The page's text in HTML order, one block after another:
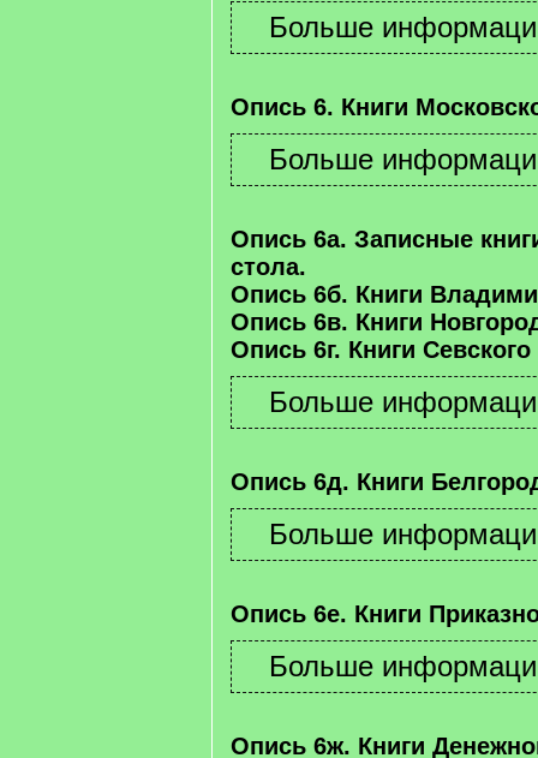
Опись 6. Книги
Опись 6а. Записные
стола.
Опись 6б. Книги
Опись 6в. Книги
Опись 6г. Книги Севского
Опись 6д. Книги
Опись 6е. Книги
Опись 6ж. Книги